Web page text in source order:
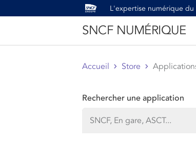
L'expertise numérique
SNCF NUMÉRIQUE
Accueil Store
Rechercher une application